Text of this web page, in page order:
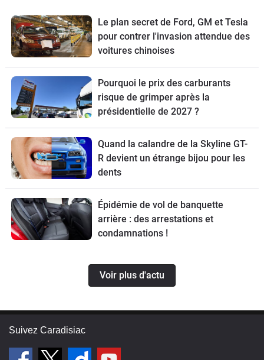
Le plan secret de Ford, GM et Tesla
pour contrer l'invasion attendue des
voitures chinoises
Pourquoi le prix des carburants
risque de grimper après la
présidentielle de 2027 ?
Quand la calandre de la Skyline GT-
R devient un étrange bijou pour les
dents
Épidémie de vol de banquette
arrière : des arrestations et
condamnations !
Voir plus d'actu
Suivez Caradisiac